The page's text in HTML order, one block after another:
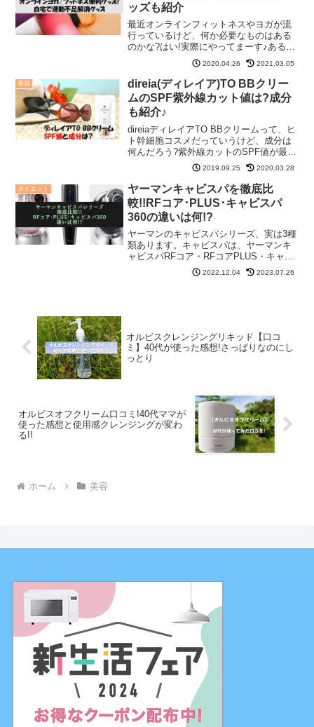
ッズも紹介
最近オンラインフィットネスやヨガが流
行っているけど、何か必要なものはある
のかな?はい!実際にやってまーす♪あると
便利なグッズと自宅での運動不足解消グ
ッズ紹介しますね。この記事では、こん
な事を書いてます。 オンラインヨガやフ
ィットネスでなくて...
2020.04.26 2021.03.05
美容
direia(ディレイア)TO BBクリー
ムのSPF紫外線カット値は?成分
も紹介♪
direiaディレイアTO BBクリームって、ヒ
ト幹細胞コスメだっていうけど、成分は
何んだろう?紫外線カットのSPF値が最高
値って書いてあるけど、実際の値は何?実
際に使う商品だから、肌に悪い成分がは
いっていたら心配ですよね。この際だか
ら、d...
2019.09.25 2020.03.28
ダイエット
ヤーマンキャビスパを徹底比
較!!RFコア･PLUS･キャビスパ
360の違いは何!?
ヤーマンのキャビスパシリーズ、実は3種
類あります。キャビスパは、ヤーマンキ
ャビスパRFコア・RFコアPLUS・キャビ
スパ360の3種類があり、キャビスパ360
以外の2種類は形も同じで、何が違うのか
2022.12.04 2023.07.26
オルビスクレンジングリキッド【口コ
ミ】40代が使った感想!さっぱりなのにし
っとり
オルビスオフクリーム口コミ!40代ママが
使った感想と使用感クレンジングが変わ
る!!
ホーム 美容